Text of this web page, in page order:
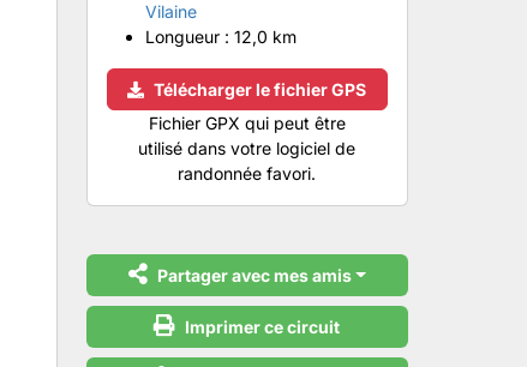
Vilaine
Longueur : 12,0 km
Télécharger le fichier GPS
Fichier GPX qui peut être
utilisé dans votre logiciel de
randonnée favori.
Partager avec mes amis
Imprimer ce circuit